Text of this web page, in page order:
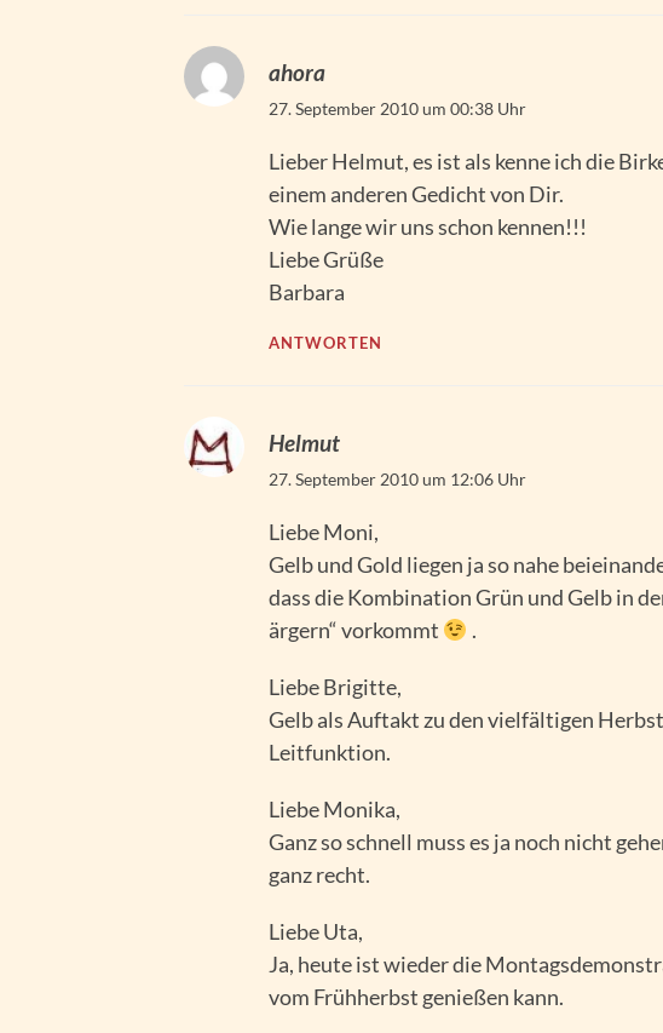
ahora
27. September 2010 um 00:38 Uhr
Lieber Helmut, es ist als kenne ich die
einem anderen Gedicht von Dir.
Wie lange wir uns schon kennen!!!
Liebe Grüße
Barbara
ANTWORTEN
Helmut
27. September 2010 um 12:06 Uhr
Liebe Moni,
Gelb und Gold liegen ja so nahe
dass die Kombination Grün und Gelb in
ärgern“ vorkommt
.
Liebe Brigitte,
Gelb als Auftakt zu den vielfältigen
Leitfunktion.
Liebe Monika,
Ganz so schnell muss es ja noch nicht
ganz recht.
Liebe Uta,
Ja, heute ist wieder die
vom Frühherbst genießen kann.